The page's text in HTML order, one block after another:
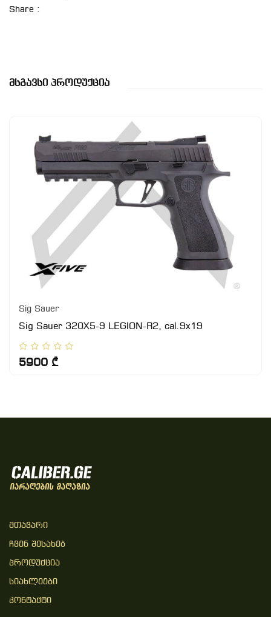
Share :
Მსგავსი Პროდუქცია
Sig Sauer
Sig Sauer 320X5-9 LEGION-R2, cal.9x19
5900 ₾
Მთავარი
Ჩვენ Შესახებ
Პროდუქცია
Სიახლეები
Კონტაქტი